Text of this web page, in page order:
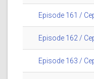
Episode 161 /
Episode 162 /
Episode 163 /